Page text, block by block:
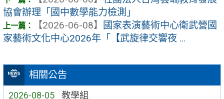
相關公告
2026-08-05 教學組
協會辦理「國中數學能力檢測」
【2026-06-08】
國家表演藝術中心衛武營國
家藝術文化中心2026年「【武旋律交響夜 ...